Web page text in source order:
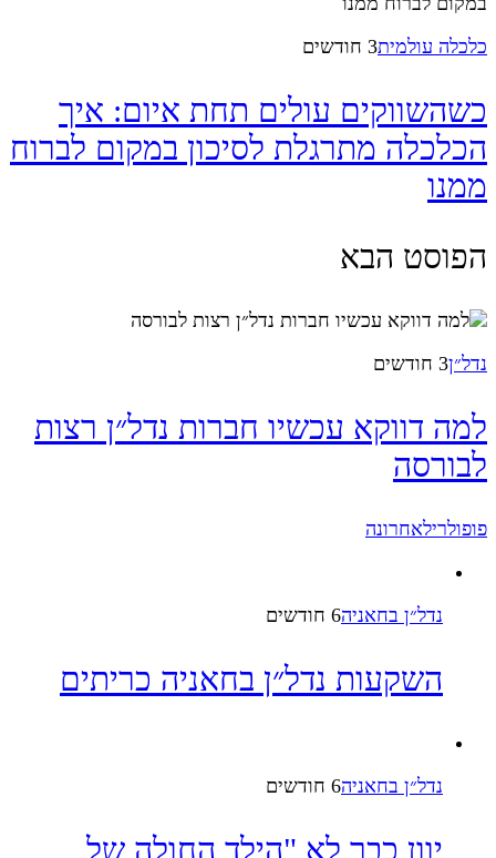
כלכלה עולמית3 חודשים
כשהשווקים עולים תחת איום: איך
הכלכלה מתרגלת לסיכון במקום לברוח
ממנו
הפוסט הבא
נדל״ן3 חודשים
למה דווקא עכשיו חברות נדל״ן רצות
לבורסה
פופולרילאחרונה
נדל״ן בחאניה6 חודשים
השקעות נדל״ן בחאניה כריתים
נדל״ן בחאניה6 חודשים
יוון כבר לא "הילד החולה של